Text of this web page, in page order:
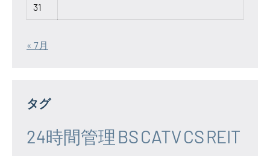
31
« 7月
タグ
24時間管理 BSCATVCSREIT